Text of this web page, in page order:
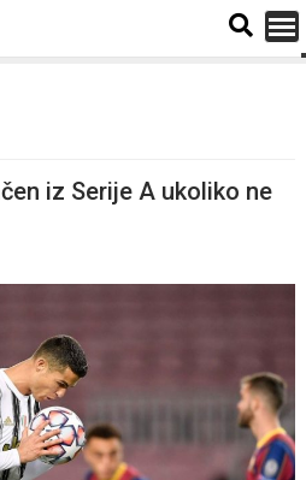
iz Serije A ukoliko ne